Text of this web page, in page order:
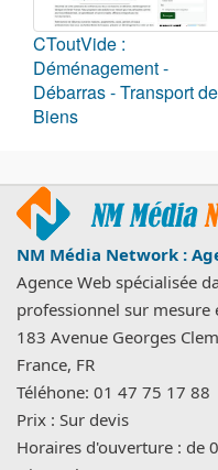
CToutVide :
Déménagement -
Débarras - Transport de
Biens
NM Média Network :
Agence Web spécialisée
professionnel sur
183 Avenue Georges
France, FR
Téléhone: 01 47 75 17 88
Prix : Sur devis
Horaires d'ouverture : de